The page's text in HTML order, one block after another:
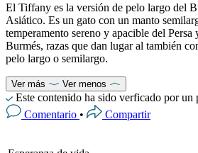
El Tiffany es la versión de pelo largo del
Asiático. Es un gato con un manto
temperamento sereno y apacible del
Burmés, razas que dan lugar al también
pelo largo o semilargo.
Ver más Ver menos
Este contenido ha sido verficado por un
Comentario • Compartir